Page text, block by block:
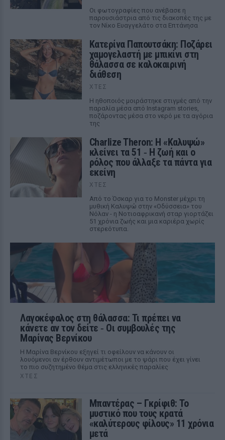
Οι φωτογραφίες που ανέβασε η
παρουσιάστρια από τις διακοπές της με
τον Νίκο Ευαγγελάτο στα Επτάνησα
Κατερίνα Παπουτσάκη: Ποζάρει
χαμογελαστή με μπικίνι στη
θάλασσα σε καλοκαιρινή
διάθεση
ΧΤΕΣ
Η ηθοποιός μοιράστηκε στιγμές από την
παραλία μέσα από Instagram stories,
ποζάροντας μέσα στο νερό με τα αγόρια
της
Charlize Theron: Η «Καλυψώ»
κλείνει τα 51 ‑ H ζωή και ο
ρόλος που άλλαξε τα πάντα για
εκείνη
ΧΤΕΣ
Από το Όσκαρ για το Monster μέχρι τη
μυθική Καλυψώ στην «Οδύσσεια» του
Νόλαν - η Νοτιοαφρικανή σταρ γιορτάζει
51 χρόνια ζωής και μια καριέρα χωρίς
στερεότυπα.
Λαγοκέφαλος στη θάλασσα: Τι πρέπει να
κάνετε αν τον δείτε ‑ Οι συμβουλές της
Μαρίνας Βερνίκου
Η Μαρίνα Βερνίκου εξηγεί τι οφείλουν να κάνουν οι
λουόμενοι αν έρθουν αντιμέτωποι με το ψάρι που έχει γίνει
το πιο συζητημένο θέμα στις ελληνικές παραλίες
ΧΤΕΣ
Μπαντέρας – Γκρίφιθ: Το
μυστικό που τους κρατά
«καλύτερους φίλους» 11 χρόνια
μετά